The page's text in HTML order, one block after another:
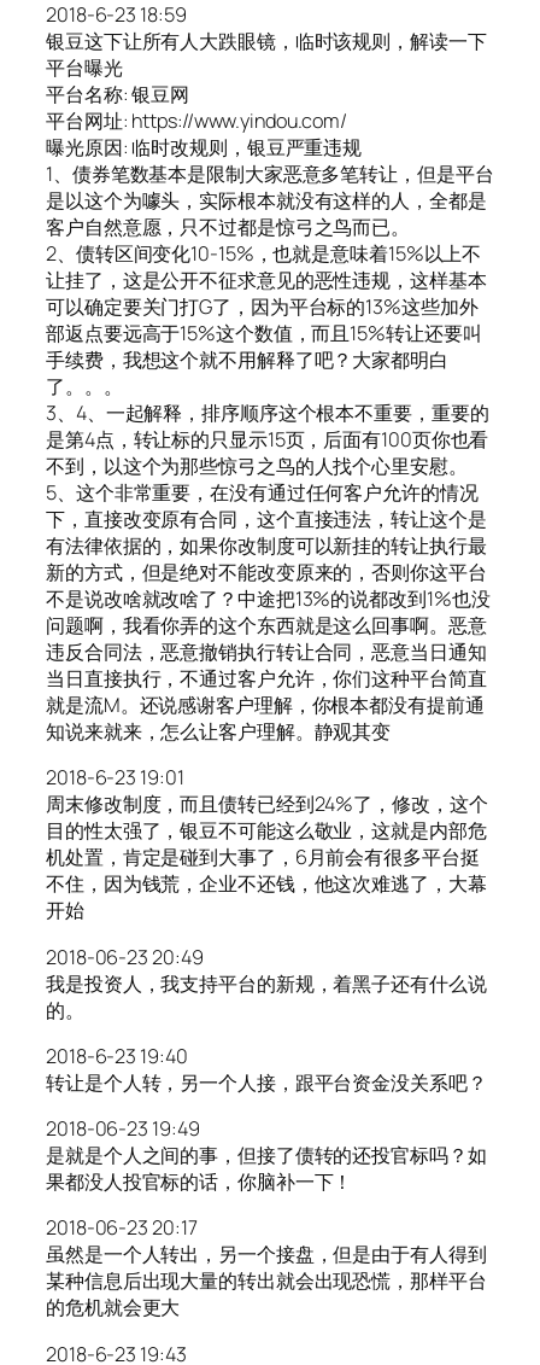
2018-6-23 18:59
银豆这下让所有人大跌眼镜，临时该规则，解读一下
平台曝光
平台名称: 银豆网
平台网址: https://www.yindou.com/
曝光原因: 临时改规则，银豆严重违规
1、债券笔数基本是限制大家恶意多笔转让，但是平台
是以这个为噱头，实际根本就没有这样的人，全都是
客户自然意愿，只不过都是惊弓之鸟而已。
2、债转区间变化10-15%，也就是意味着15%以上不
让挂了，这是公开不征求意见的恶性违规，这样基本
可以确定要关门打G了，因为平台标的13%这些加外
部返点要远高于15%这个数值，而且15%转让还要叫
手续费，我想这个就不用解释了吧？大家都明白
了。。。
3、4、一起解释，排序顺序这个根本不重要，重要的
是第4点，转让标的只显示15页，后面有100页你也看
不到，以这个为那些惊弓之鸟的人找个心里安慰。
5、这个非常重要，在没有通过任何客户允许的情况
下，直接改变原有合同，这个直接违法，转让这个是
有法律依据的，如果你改制度可以新挂的转让执行最
新的方式，但是绝对不能改变原来的，否则你这平台
不是说改啥就改啥了？中途把13%的说都改到1%也没
问题啊，我看你弄的这个东西就是这么回事啊。恶意
违反合同法，恶意撤销执行转让合同，恶意当日通知
当日直接执行，不通过客户允许，你们这种平台简直
就是流M。还说感谢客户理解，你根本都没有提前通
知说来就来，怎么让客户理解。静观其变
2018-6-23 19:01
周末修改制度，而且债转已经到24%了，修改，这个
目的性太强了，银豆不可能这么敬业，这就是内部危
机处置，肯定是碰到大事了，6月前会有很多平台挺
不住，因为钱荒，企业不还钱，他这次难逃了，大幕
开始
2018-06-23 20:49
我是投资人，我支持平台的新规，着黑子还有什么说
的。
2018-6-23 19:40
转让是个人转，另一个人接，跟平台资金没关系吧？
2018-06-23 19:49
是就是个人之间的事，但接了债转的还投官标吗？如
果都没人投官标的话，你脑补一下！
2018-06-23 20:17
虽然是一个人转出，另一个接盘，但是由于有人得到
某种信息后出现大量的转出就会出现恐慌，那样平台
的危机就会更大
2018-6-23 19:43